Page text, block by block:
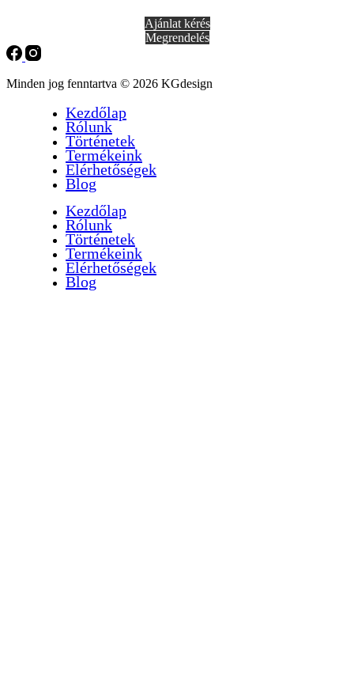
Ajánlat kérés
Megrendelés
Minden jog fenntartva © 2026 KGdesign
Kezdőlap
Rólunk
Történetek
Termékeink
Elérhetőségek
Blog
Kezdőlap
Rólunk
Történetek
Termékeink
Elérhetőségek
Blog